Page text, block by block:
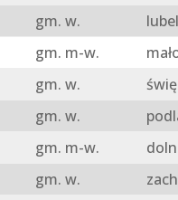
gm. w.
gm. m-w.
gm. w.
gm. w.
gm. m-w.
gm. w.